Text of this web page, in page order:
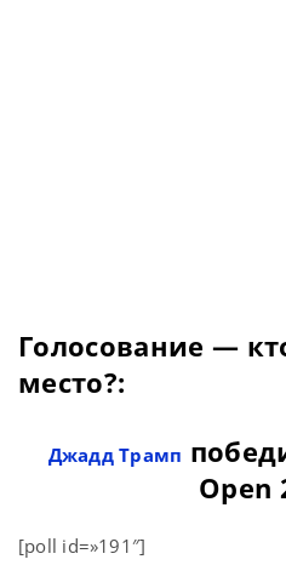
Голосование —
место?:
Джадд Трамп
Open
[poll id=»191″]